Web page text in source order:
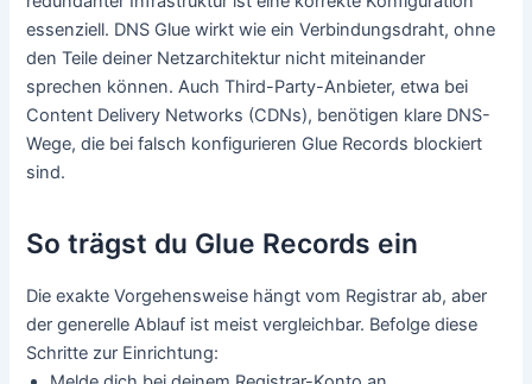
essenziell. DNS Glue wirkt wie ein Verbindungsdraht, ohne
den Teile deiner Netzarchitektur nicht miteinander
sprechen können. Auch Third-Party-Anbieter, etwa bei
Content Delivery Networks (CDNs), benötigen klare DNS-
Wege, die bei falsch konfigurieren Glue Records blockiert
sind.
So trägst du Glue Records ein
Die exakte Vorgehensweise hängt vom Registrar ab, aber
der generelle Ablauf ist meist vergleichbar. Befolge diese
Schritte zur Einrichtung: